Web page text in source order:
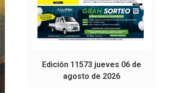
Edición 11573 jueves 06 de
agosto de 2026